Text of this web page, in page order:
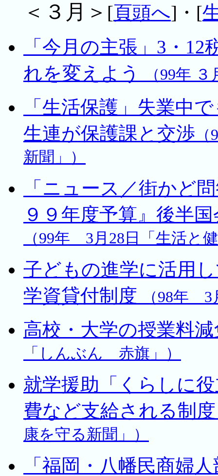
＜３月＞ [頁頭へ]・[
「今月の主張」3・
れを変えよう
（99年
「生活保護」失業中
生連が保護課と交渉
新聞」）
「ニュース／街かど
９９年度予算』後半
（99年 3月28日「生活と
子どもの進学に活用
学資貸付制度
（98年 3
高校・大学の授業料
「しんぶん 赤旗」）
就学援助「くらしに
費など支給される制
康を守る新聞」）
「福岡・八幡民商婦